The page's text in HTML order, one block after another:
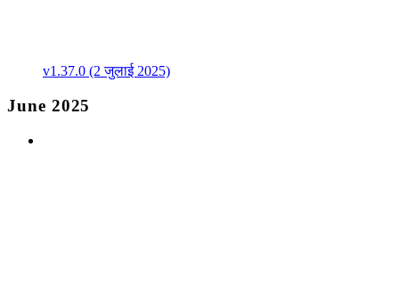
v1.37.0 (2 जुलाई 2025)
June 2025